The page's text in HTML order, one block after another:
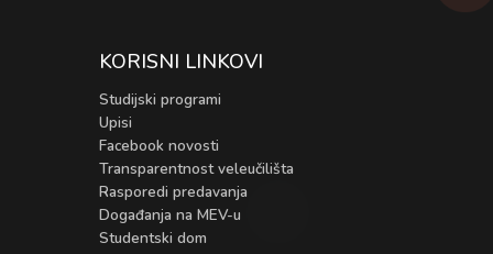
KORISNI LINKOVI
Studijski programi
Upisi
Facebook novosti
Transparentnost veleučilišta
Rasporedi predavanja
Događanja na MEV-u
Studentski dom